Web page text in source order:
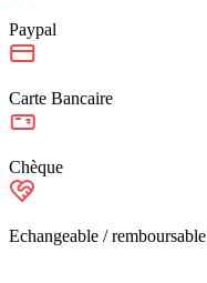
Paypal
Carte Bancaire
Chèque
Echangeable / remboursable